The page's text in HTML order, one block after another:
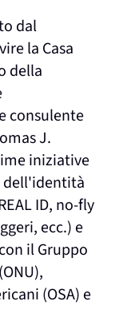
dal
la Casa
della
consulente
J.
iniziative
dell'identità
ID, no-fly
ecc.) e
il Gruppo
(OSA) e